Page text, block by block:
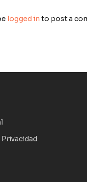
logged in to post a